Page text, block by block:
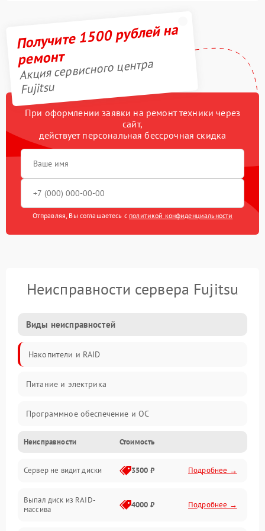
Получите 1500 рублей на
ремонт
Акция сервисного центра
Fujitsu
При оформлении заявки на ремонт техники через
сайт,
действует персональная бессрочная скидка
Отправляя, Вы соглашаетесь с политикой конфиденциальности
Неисправности сервера Fujitsu
Виды неисправностей
Накопители и RAID
Питание и электрика
Программное обеспечение и ОС
Охлаждение и температура
Материнская плата и процессор
Сеть и коммуникации
Неисправности Стоимость
Сервер не видит диски 3500 ₽ Подробнее →
Выпал диск из RAID-
массива
4000 ₽ Подробнее →